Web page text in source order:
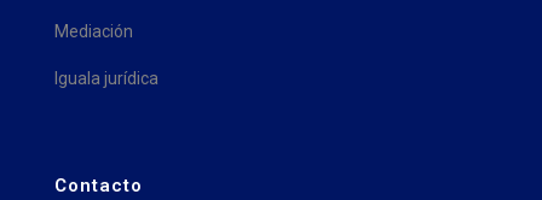
Mediación
Iguala jurídica
Contacto